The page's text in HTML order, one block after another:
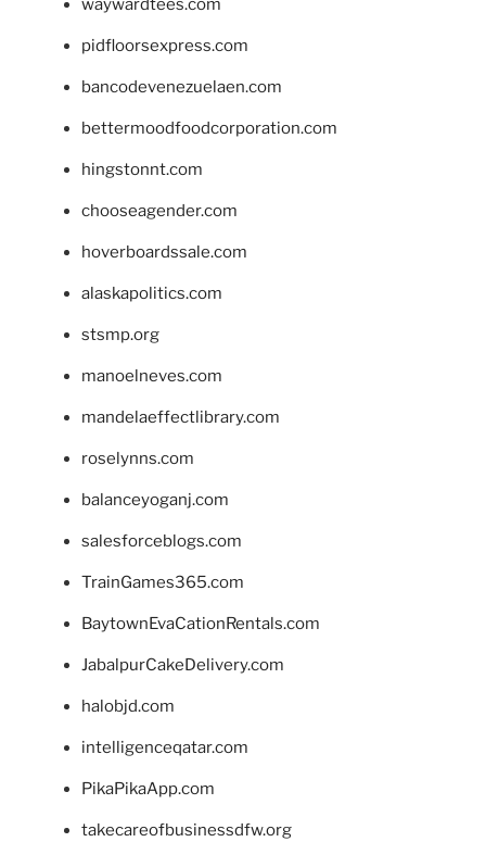
waywardtees.com
pidfloorsexpress.com
bancodevenezuelaen.com
bettermoodfoodcorporation.com
hingstonnt.com
chooseagender.com
hoverboardssale.com
alaskapolitics.com
stsmp.org
manoelneves.com
mandelaeffectlibrary.com
roselynns.com
balanceyoganj.com
salesforceblogs.com
TrainGames365.com
BaytownEvaCationRentals.com
JabalpurCakeDelivery.com
halobjd.com
intelligenceqatar.com
PikaPikaApp.com
takecareofbusinessdfw.org